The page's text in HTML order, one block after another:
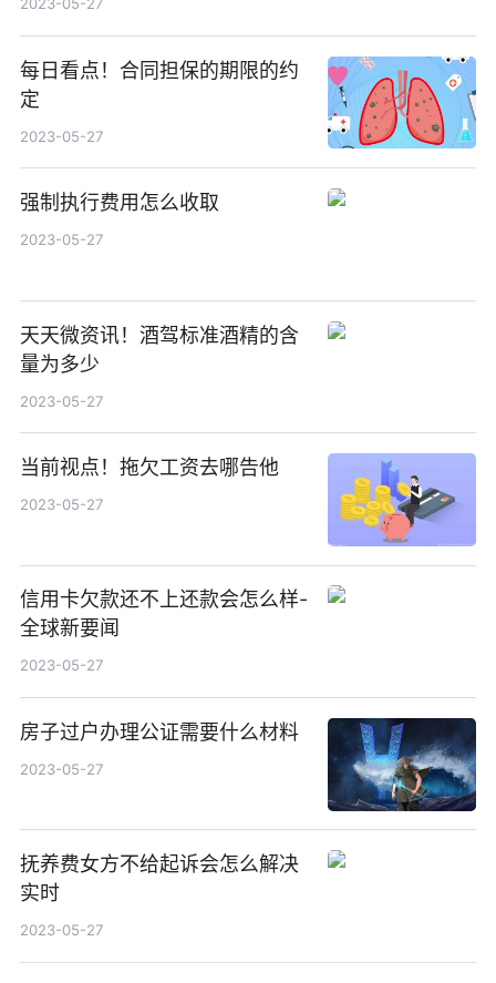
2023-05-27
每日看点！合同担保的期限的约
定
2023-05-27
强制执行费用怎么收取
2023-05-27
天天微资讯！酒驾标准酒精的含
量为多少
2023-05-27
当前视点！拖欠工资去哪告他
2023-05-27
信用卡欠款还不上还款会怎么样-
全球新要闻
2023-05-27
房子过户办理公证需要什么材料
2023-05-27
抚养费女方不给起诉会怎么解决
实时
2023-05-27